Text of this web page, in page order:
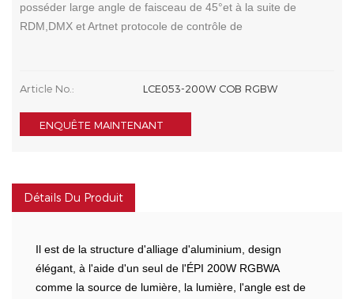
posséder large angle de faisceau de 45°et à la suite de
RDM,DMX et Artnet protocole de contrôle de
Article No.: LCE053-200W COB RGBW
ENQUÊTE MAINTENANT
Détails Du Produit
Il est de la structure d'alliage d'aluminium, design
élégant, à l'aide d'un seul de l'ÉPI 200W RGBWA
comme la source de lumière, la lumière, l'angle est de